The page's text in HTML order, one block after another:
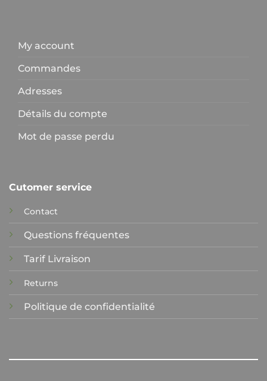
My account
Commandes
Adresses
Détails du compte
Mot de passe perdu
Cutomer service
Contact
Questions fréquentes
Tarif Livraison
Returns
Politique de confidentialité